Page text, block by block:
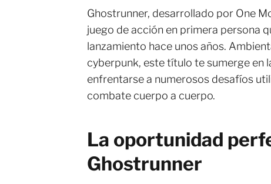
Ghostrunner, desarrollado por One
juego de acción en primera persona
lanzamiento hace unos años.
cyberpunk, este título te sumerge en
enfrentarse a numerosos desafíos
combate cuerpo a cuerpo.
La oportunidad
Ghostrunner